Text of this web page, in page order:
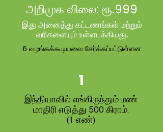
அறிமுக விலை: ரூ.999
இது அனைத்து கட்டணங்கள் மற்றும்
வரிகளையும் உள்ளடக்கியது.
6 வழங்கக்கூடியவை சேர்க்கப்பட்டுள்ளன
1
இந்தியாவில் எங்கிருந்தும் மண்
மாதிரி எடுத்து 500 கிராம்.
(1 எண்)